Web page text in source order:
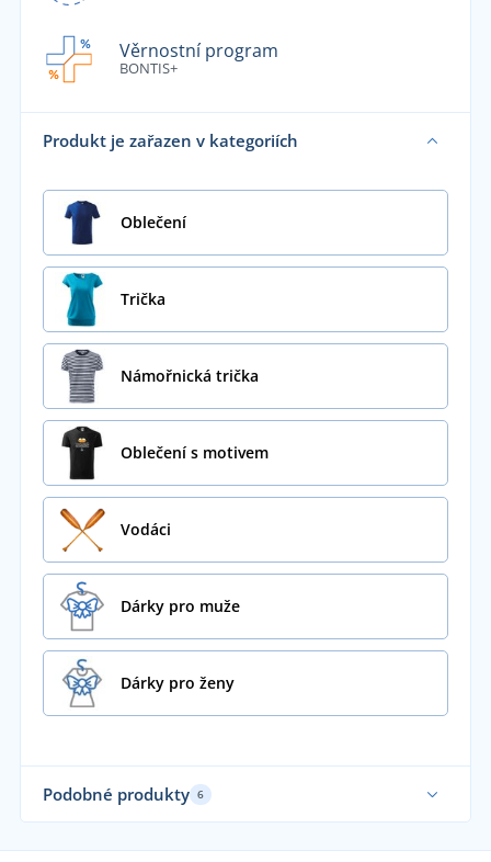
Věrnostní program
BONTIS+
Produkt je zařazen v kategoriích
Oblečení
Trička
Námořnická trička
Oblečení s motivem
Vodáci
Dárky pro muže
Dárky pro ženy
Podobné produkty 6